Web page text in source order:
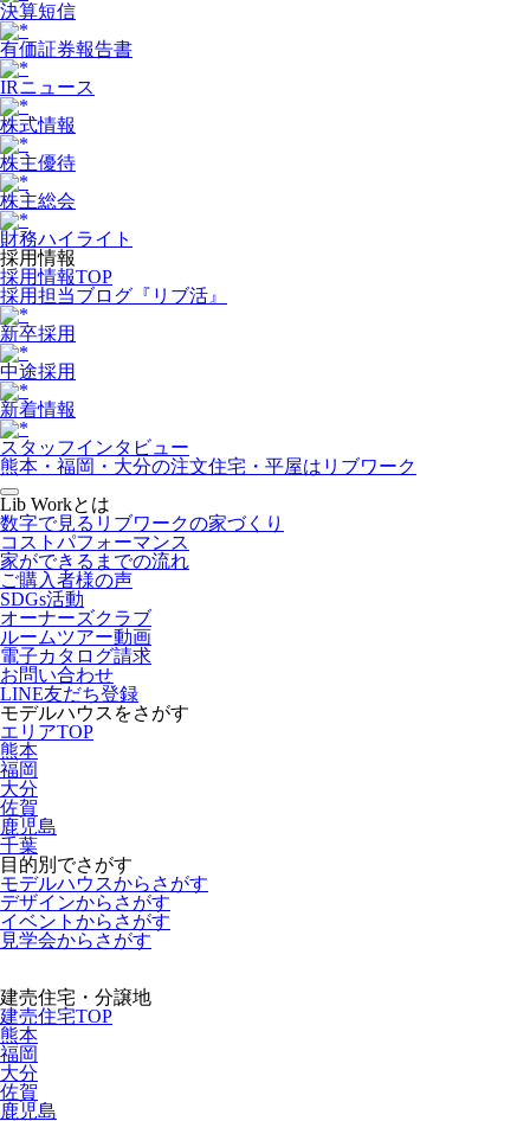
決算短信
有価証券報告書
IRニュース
株式情報
株主優待
株主総会
財務ハイライト
採用情報
採用情報TOP
採用担当ブログ『リブ活』
新卒採用
中途採用
新着情報
スタッフインタビュー
熊本・福岡・大分の注文住宅・平屋はリブワーク
Lib Workとは
数字で見るリブワークの家づくり
コストパフォーマンス
家ができるまでの流れ
ご購入者様の声
SDGs活動
オーナーズクラブ
ルームツアー動画
電子カタログ請求
お問い合わせ
LINE友だち登録
モデルハウスをさがす
エリアTOP
熊本
福岡
大分
佐賀
鹿児島
千葉
目的別でさがす
モデルハウスからさがす
デザインからさがす
イベントからさがす
見学会からさがす
建売住宅・分譲地
建売住宅TOP
熊本
福岡
大分
佐賀
鹿児島